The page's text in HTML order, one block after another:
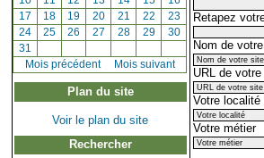
[17 [18 [19 [20] [21 [22 [23]
[24 [25 [26 [27 [28] [29] [30]
[31
[Mois précédent] Mois suivant
Plan du site
Voir le plan du site
Rechercher
Retapez
Nom de
URL de
Votre localité
Votre métier